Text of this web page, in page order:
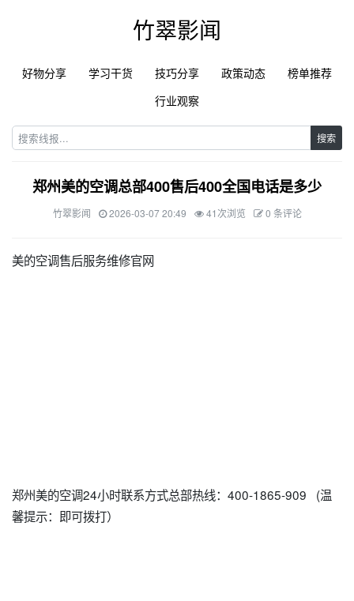
竹翠影闻
好物分享 学习干货 技巧分享 政策动态
榜单推荐
行业观察
搜索
郑州美的空调总部400售后400全国电话是多少
竹翠影闻 2026-03-07 20:49 41次浏览 0 条评论
美的空调售后服务维修官网
郑州美的空调24小时联系方式总部热线：400-1865-909 (温
馨提示：即可拨打）